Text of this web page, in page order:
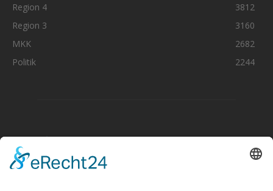
Region 4
3812
Region 3
3160
MKK
2682
Politik
2244